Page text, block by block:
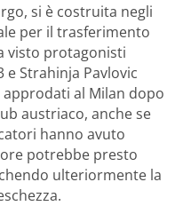
si è costruita negli
per il trasferimento
visto protagonisti
e Strahinja Pavlovic
approdati al Milan dopo
austriaco, anche se
hanno avuto
potrebbe presto
ulteriormente la